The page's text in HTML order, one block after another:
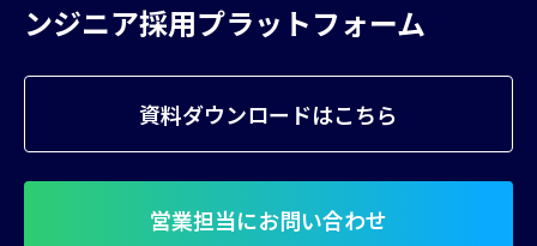
ンジニア採用プラットフォーム
資料ダウンロードはこちら
営業担当にお問い合わせ